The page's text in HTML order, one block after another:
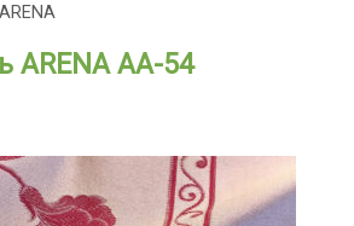
ARENA АА-54